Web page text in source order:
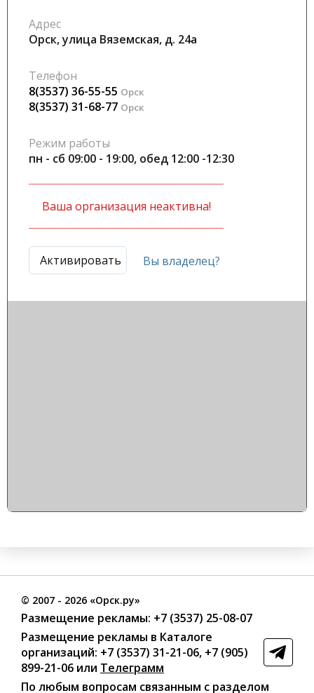
Адрес
Орск, улица Вяземская, д. 24а
Телефон
8(3537) 36-55-55 Орск
8(3537) 31-68-77 Орск
Режим работы
пн - сб 09:00 - 19:00, обед 12:00 -12:30
Ваша организация неактивна!
Активировать Вы владелец?
© 2007 - 2026 «Орск.ру»
Размещение рекламы: +7 (3537) 25-08-07
Размещение рекламы в Каталоге
организаций: +7 (3537) 31-21-06, +7 (905)
899-21-06 или Телеграмм
По любым вопросам связанным с разделом